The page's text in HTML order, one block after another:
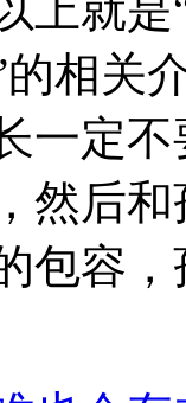
就是
的相关
一定
然后
包容